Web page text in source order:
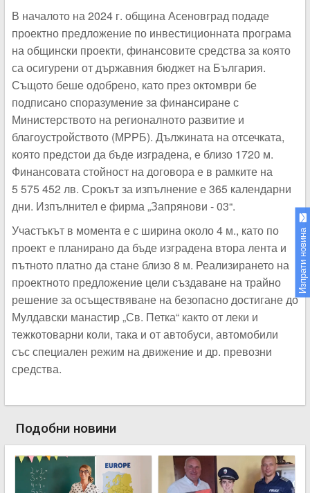
В началото на 2024 г. община Асеновград подаде
проектно предложение по инвестиционната програма
на общински проекти, финансовите средства за която
са осигурени от държавния бюджет на България.
Същото беше одобрено, като през октомври бе
подписано споразумение за финансиране с
Министерството на регионалното развитие и
благоустройството (МРРБ). Дължината на отсечката,
която предстои да бъде изградена, е близо 1720 м.
Финансовата стойност на договора е в рамките на
5 575 452 лв. Срокът за изпълнение е 365 календарни
дни. Изпълнител е фирма „Запрянови - 03“.
Участъкът в момента е с ширина около 4 м., като по
проект е планирано да бъде изградена втора лента и
пътното платно да стане близо 8 м. Реализирането на
проектното предложение цели създаване на трайно
решение за осъществяване на безопасно достигане до
Мулдавски манастир „Св. Петка“ както от леки и
тежкотоварни коли, така и от автобуси, автомобили
със специален режим на движение и др. превозни
средства.
Подобни новини
Изпрати новина